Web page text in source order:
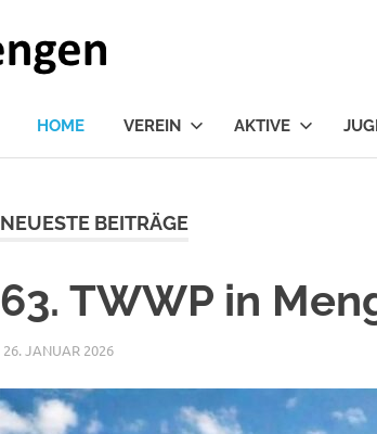
Mengen
HOME VEREIN AKTIVE
NEUESTE BEITRÄGE
63. TWWP in
26. JANUAR 2026RAPHAEL RIESTERER
ALLGEMEIN